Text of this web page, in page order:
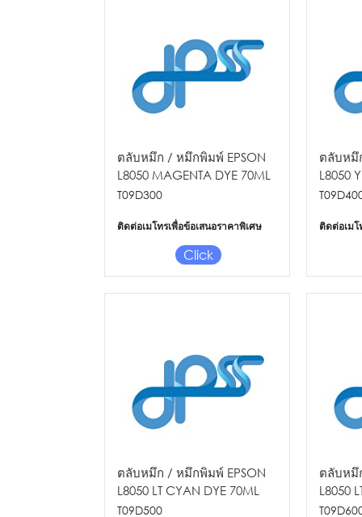
Click
ตลับหมึก / หมึกพิมพ์ EPSON
L8050 MAGENTA DYE 70ML
INK BOTTLE
T09D300
ติดต่อเมโทรเพื่อข้อเสนอราคาพิเศษ
ตลับหมึ
L8050
INK
ติดต่อเมโ
ตลับหมึก / หมึกพิมพ์ EPSON
L8050 LT CYAN DYE 70ML
INK BOTTLE
T09D500
ตลับหมึ
L8050
70ML